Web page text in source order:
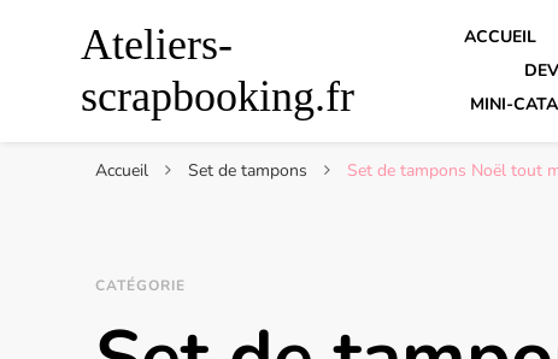
Ateliers-
scrapbooking.fr
ACCUEIL
MINI-
Accueil Set de tampons Set de tampons Noël tout
CATÉGORIE